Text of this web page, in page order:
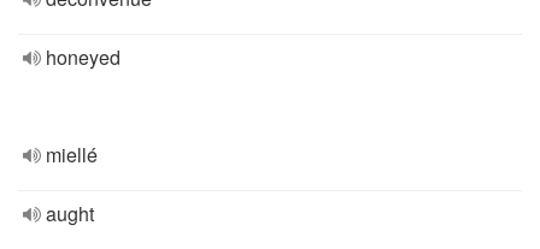
honeyed
miellé
aught